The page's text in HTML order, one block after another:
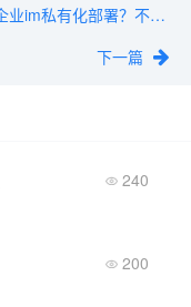
什么是企业im私有化部署？不是所有聊天软件都能称为私有化IM
下一篇
240
200